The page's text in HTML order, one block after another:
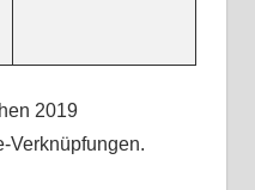
2019
Verknüpfungen.